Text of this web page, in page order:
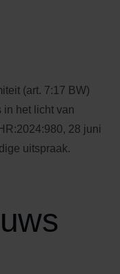
(art. 7:17 BW)
het licht van
28 juni
uitspraak.